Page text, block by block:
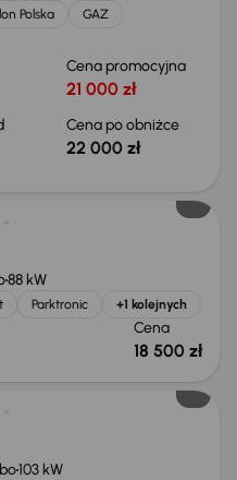
Polska
GAZ
Cena promocyjna
21 000 zł
Cena po obniżce
22 000 zł
88 kW
Parktronic +1 kolejnych
Cena
18 500 zł
103 kW